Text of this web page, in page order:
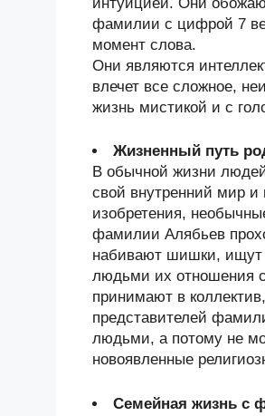
фамилии с цифрой 7
момент слова.
Они являются
влечет все сложное,
жизнь мистикой и с
Жизненный путь
В обычной жизни
свой внутренний мир
изобретения,
фамилии Алябьев
набивают шишки, ищут
людьми их отношения
принимают в
представителей
людьми, а потому не
новоявленные
Семейная жизнь с